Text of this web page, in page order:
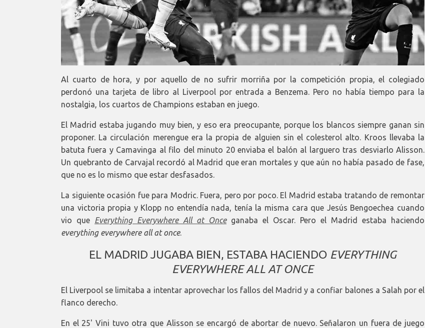
Al cuarto de hora, y por aquello de no sufrir morriña por la competición propia, el colegiado
perdonó una tarjeta de libro al Liverpool por entrada a Benzema. Pero no había tiempo para la
nostalgia, los cuartos de Champions estaban en juego.
El Madrid estaba jugando muy bien, y eso era preocupante, porque los blancos siempre ganan sin
proponer. La circulación merengue era la propia de alguien sin el colesterol alto. Kroos llevaba la
batuta fuera y Camavinga al filo del minuto 20 enviaba el balón al larguero tras desviarlo Alisson.
Un quebranto de Carvajal recordó al Madrid que eran mortales y que aún no había pasado de fase,
que no es lo mismo que estar desfasados.
La siguiente ocasión fue para Modric. Fuera, pero por poco. El Madrid estaba tratando de remontar
una victoria propia y Klopp no entendía nada, tenía la misma cara que Jesús Bengoechea cuando
vio que Everything Everywhere All at Onceganaba el Oscar. Pero el Madrid estaba haciendo
everything everywhere all at once.
EL MADRID JUGABA BIEN, ESTABA HACIENDO EVERYTHING
EVERYWHERE ALL AT ONCE
El Liverpool se limitaba a intentar aprovechar los fallos del Madrid y a confiar balones a Salah por el
flanco derecho.
En el 25' Vini tuvo otra que Alisson se encargó de abortar de nuevo. Señalaron un fuera de juego